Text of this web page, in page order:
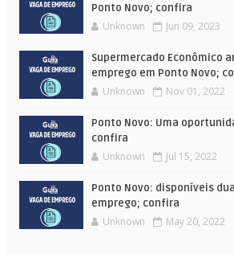
Ponto Novo; confira
Unknown Jun 09, 2023
Supermercado Econômico
emprego em Ponto Novo;
Unknown Nov 01, 2022
Ponto Novo: Uma
confira
Unknown Jul 15, 2022
Ponto Novo: disponíveis
emprego; confira
Unknown May 20, 2022